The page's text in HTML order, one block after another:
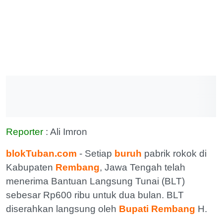
Reporter : Ali Imron
blokTuban.com - Setiap buruh pabrik rokok di
Kabupaten Rembang, Jawa Tengah telah
menerima Bantuan Langsung Tunai (BLT)
sebesar Rp600 ribu untuk dua bulan. BLT
diserahkan langsung oleh Bupati Rembang H.